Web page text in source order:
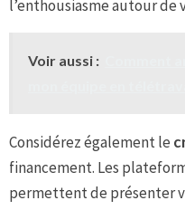
l’enthousiasme autour de
Voir aussi :
Considérez également le
financement. Les
permettent de présenter